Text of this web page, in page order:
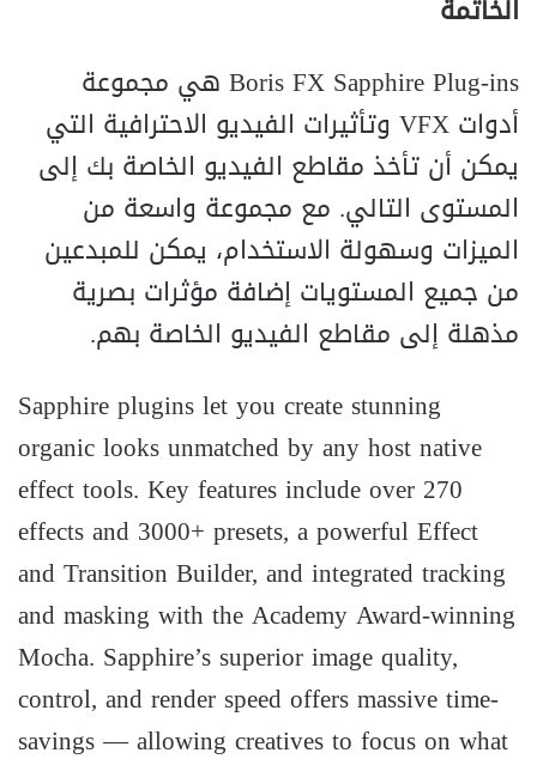
الخاتمة
Boris FX Sapphire Plug-ins هي مجموعة
أدوات VFX وتأثيرات الفيديو الاحترافية التي
يمكن أن تأخذ مقاطع الفيديو الخاصة بك إلى
المستوى التالي. مع مجموعة واسعة من
الميزات وسهولة الاستخدام، يمكن للمبدعين
من جميع المستويات إضافة مؤثرات بصرية
مذهلة إلى مقاطع الفيديو الخاصة بهم.
Sapphire plugins let you create stunning
organic looks unmatched by any host native
effect tools. Key features include over 270
effects and 3000+ presets, a powerful Effect
and Transition Builder, and integrated tracking
and masking with the Academy Award-winning
Mocha. Sapphire’s superior image quality,
control, and render speed offers massive time-
savings — allowing creatives to focus on what